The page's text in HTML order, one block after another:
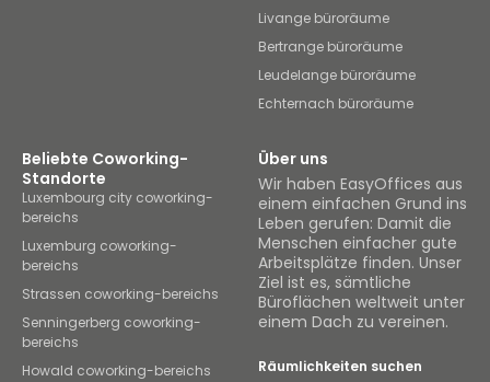
Livange büroräume
Bertrange büroräume
Leudelange büroräume
Echternach büroräume
Beliebte Coworking-
Standorte
Luxembourg city coworking-
bereichs
Luxemburg coworking-
bereichs
Strassen coworking-bereichs
Senningerberg coworking-
bereichs
Howald coworking-bereichs
Über uns
Wir haben EasyOffices aus
einem einfachen Grund ins
Leben gerufen: Damit die
Menschen einfacher gute
Arbeitsplätze finden. Unser
Ziel ist es, sämtliche
Büroflächen weltweit unter
einem Dach zu vereinen.
Räumlichkeiten suchen